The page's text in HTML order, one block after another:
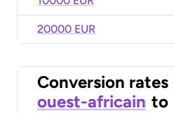
20000 EUR
Conversion rates
ouest-africain to